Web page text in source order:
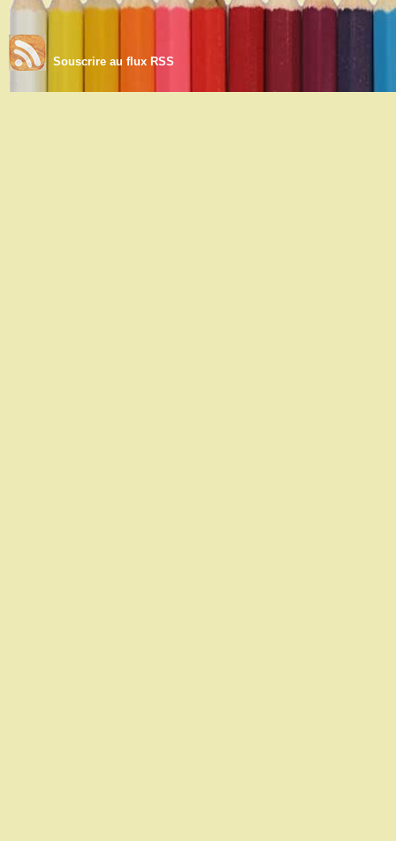
Souscrire au flux RSS